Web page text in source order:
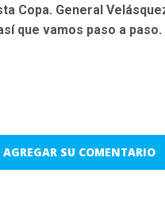
Copa. General
que vamos paso a paso.
SU COMENTARIO